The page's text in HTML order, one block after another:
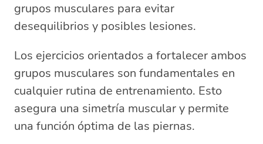
grupos musculares para evitar
desequilibrios y posibles lesiones.
Los ejercicios orientados a fortalecer ambos
grupos musculares son fundamentales en
cualquier rutina de entrenamiento. Esto
asegura una simetría muscular y permite
una función óptima de las piernas.